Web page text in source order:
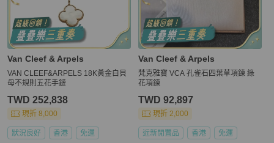
Van Cleef & Arpels
VAN CLEEF&ARPELS 18K黃金白貝
母不規則五花手鏈
TWD 252,838
現折 8,000
狀況良好 香港 免運
Van Cleef & Arpels
梵克雅寶 VCA 孔雀石四葉草項鍊 綠
花項鍊
TWD 92,897
現折 2,000
近新閒置品 香港 免運